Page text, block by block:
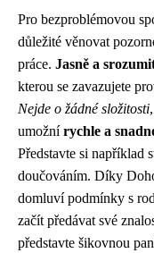
Pro bezproblémovou
důležité věnovat
práce. Jasně a
kterou se zavazujete
Nejde o žádné složitosti
umožnírychle a
Představte si například
doučováním. Díky
domluví podmínky s
začít předávat své
představte šikovnou